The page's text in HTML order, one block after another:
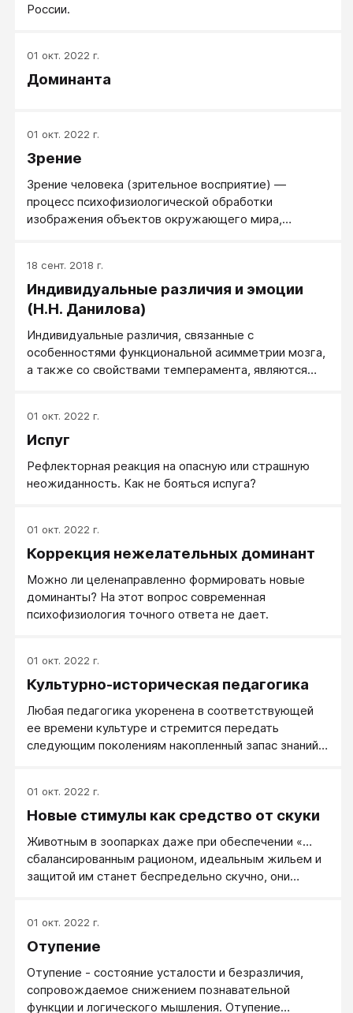
России.
01 окт. 2022 г.
Доминанта
01 окт. 2022 г.
Зрение
Зрение человека (зрительное восприятие) —
процесс психофизиологической обработки
изображения объектов окружающего мира,
18 сент. 2018 г.
Индивидуальные различия и эмоции
(Н.Н. Данилова)
Индивидуальные различия, связанные с
особенностями функциональной асимметрии мозга,
а также со свойствами темперамента, являются
01 окт. 2022 г.
Испуг
Рефлекторная реакция на опасную или страшную
неожиданность. Как не бояться испуга?
01 окт. 2022 г.
Коррекция нежелательных доминант
Можно ли целенаправленно формировать новые
доминанты? На этот вопрос современная
психофизиология точного ответа не дает.
01 окт. 2022 г.
Культурно-историческая педагогика
Любая педагогика укоренена в соответствующей
ее времени культуре и стремится передать
следующим поколениям накопленный запас знаний и
01 окт. 2022 г.
Новые стимулы как средство от скуки
Животным в зоопарках даже при обеспечении «…
сбалансированным рационом, идеальным жильем и
защитой им станет беспредельно скучно, они
мы понимаем естественное поведение таких
животных, тем очевиднее для нас становится,
карикатурами на своих двойников, обитающих на
воле.
01 окт. 2022 г.
Отупение
Отупение - состояние усталости и безразличия,
сопровождаемое снижением познавательной
функции и логического мышления. Отупение